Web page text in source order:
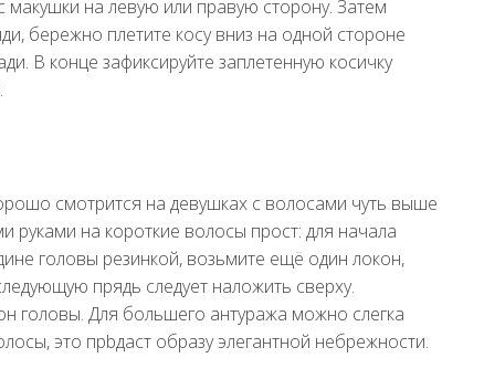
макушки на левую или правую сторону. Затем
бережно плетите косу вниз на одной стороне
В конце зафиксируйте заплетенную косичку
смотрится на девушках с волосами чуть выше
руками на короткие волосы прост: для начала
головы резинкой, возьмите ещё один локон,
прядь следует наложить сверху.
головы. Для большего антуража можно слегка
это прbдаст образу элегантной небрежности.